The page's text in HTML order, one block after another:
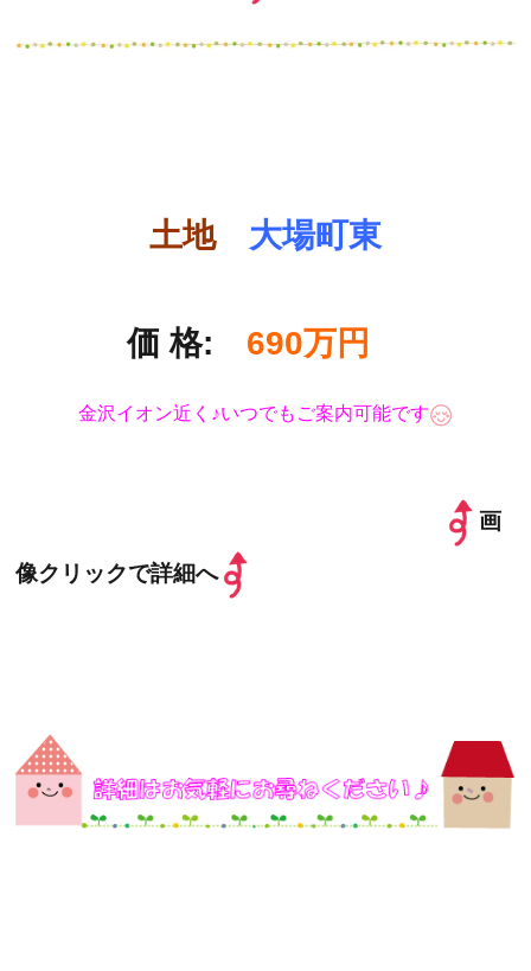
土地 大場町東
価 格: 690万円
金沢イオン近く♪いつでもご案内可能です
画
像クリックで詳細へ